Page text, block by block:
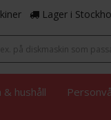
Lager i
& hushåll